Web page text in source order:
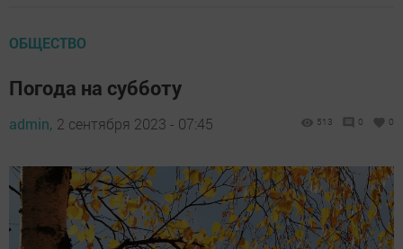
ОБЩЕСТВО
Погода на субботу
admin, 2 сентября 2023 - 07:45 513 0 0